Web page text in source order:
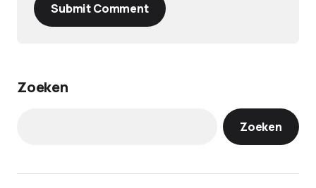
Submit Comment
Zoeken
Zoeken